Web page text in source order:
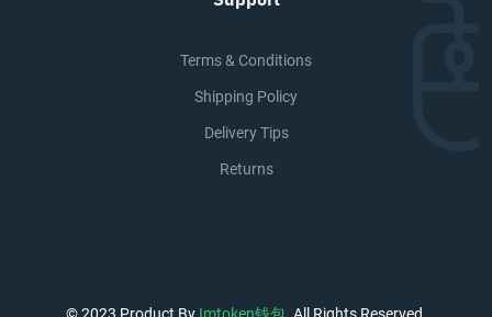
Terms & Conditions
Shipping Policy
Delivery Tips
Returns